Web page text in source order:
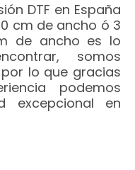
DTF en España
cm de ancho ó 3
de ancho es lo
somos
lo que gracias
podemos
excepcional en